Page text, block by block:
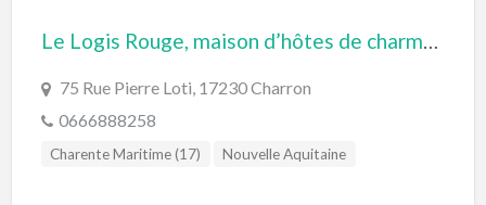
Le Logis Rouge, maison d’hôtes de charme à 20 mn de La Rochelle
75 Rue Pierre Loti, 17230 Charron
0666888258
Charente Maritime (17) Nouvelle Aquitaine